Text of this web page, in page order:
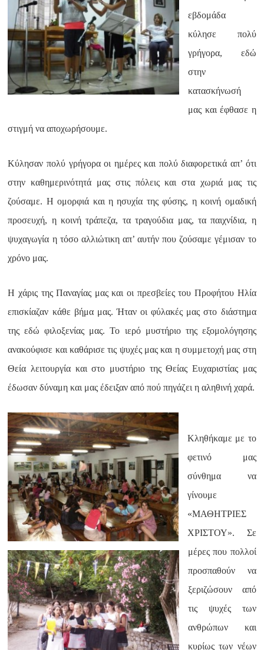
εβδομάδα
κύλησε πολύ
γρήγορα, εδώ
στην
κατασκήνωσή
μας και έφθασε η
στιγμή να αποχωρήσουμε.
Κύλησαν πολύ γρήγορα οι ημέρες και πολύ διαφορετικά απ’ ότι
στην καθημερινότητά μας στις πόλεις και στα χωριά μας τις
ζούσαμε. Η ομορφιά και η ησυχία της φύσης, η κοινή ομαδική
προσευχή, η κοινή τράπεζα, τα τραγούδια μας, τα παιχνίδια, η
ψυχαγωγία η τόσο αλλιώτικη απ’ αυτήν που ζούσαμε γέμισαν το
χρόνο μας.
Η χάρις της Παναγίας μας και οι πρεσβείες του Προφήτου Ηλία
επισκίαζαν κάθε βήμα μας. Ήταν οι φύλακές μας στο διάστημα
της εδώ φιλοξενίας μας. Το ιερό μυστήριο της εξομολόγησης
ανακούφισε και καθάρισε τις ψυχές μας και η συμμετοχή μας στη
Θεία λειτουργία και στο μυστήριο της Θείας Ευχαριστίας μας
έδωσαν δύναμη και μας έδειξαν από πού πηγάζει η αληθινή χαρά.
Κληθήκαμε με το
φετινό μας
σύνθημα να
γίνουμε
«ΜΑΘΗΤΡΙΕΣ
ΧΡΙΣΤΟΥ». Σε
μέρες που πολλοί
προσπαθούν να
ξεριζώσουν από
τις ψυχές των
ανθρώπων και
κυρίως των νέων